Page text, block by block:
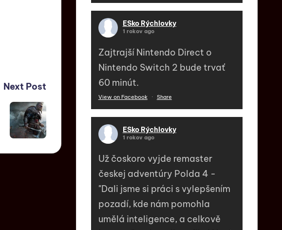
Next Post
ESko Rýchlovky
1 rokov ago
Zajtrajší Nintendo Direct o
Nintendo Switch 2 bude trvať
60 minút.
View on Facebook · Share
ESko Rýchlovky
1 rokov ago
Už čoskoro vyjde remaster
českej adventúry Polda 4 -
"Dali jsme si práci s vylepšením
pozadí, kde nám pomohla
umělá inteligence, a celkově